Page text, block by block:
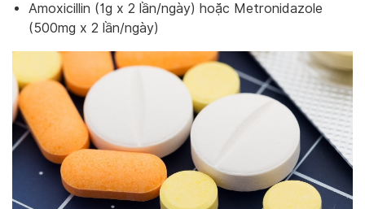
Amoxicillin (1g x 2 lần/ngày) hoặc Metronidazole
(500mg x 2 lần/ngày)